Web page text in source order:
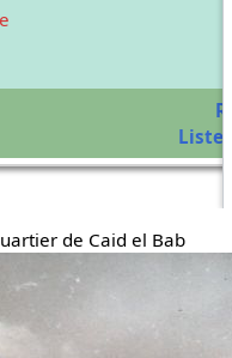
Liste
de Caid el Bab